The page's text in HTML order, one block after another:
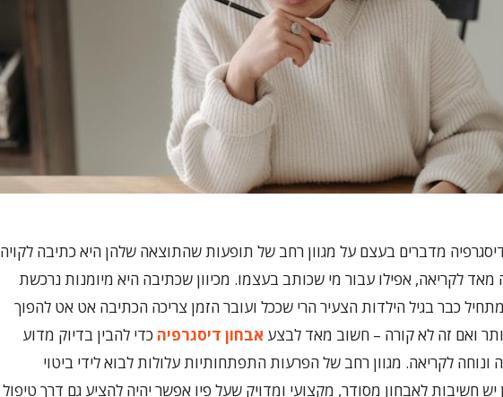
מדברים בעצם על מגוון רחב של תופעות שהתוצאה שלהן היא כתיבה לקויה
לקריאה, אפילו עבור מי שכותב בעצמו. מכיוון שכתיבה היא מיומנות נרכשת
כבר בגיל הילדות הצעיר הרי שככל ועובר הזמן צריכה הכתיבה אט אט להפוך
ואם זה לא קורה – חשוב מאד לבצע אבחון דיסגרפיה כדי להבין בדיוק מדוע
ונוחה לקריאה. מגוון רחב של הפרעות התפתחותיות עלולות לבוא לידי ביטוי
יש חשיבות לאבחון מסודר, מקצועי ומדויק שעל פיו אפשר יהיה להציע גם דרך טיפול